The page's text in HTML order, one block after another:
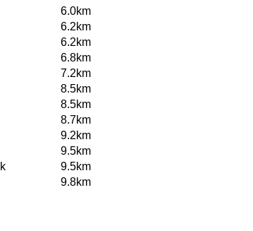
6.0km
6.2km
6.2km
6.8km
7.2km
8.5km
8.5km
8.7km
9.2km
9.5km
9.5km
9.8km